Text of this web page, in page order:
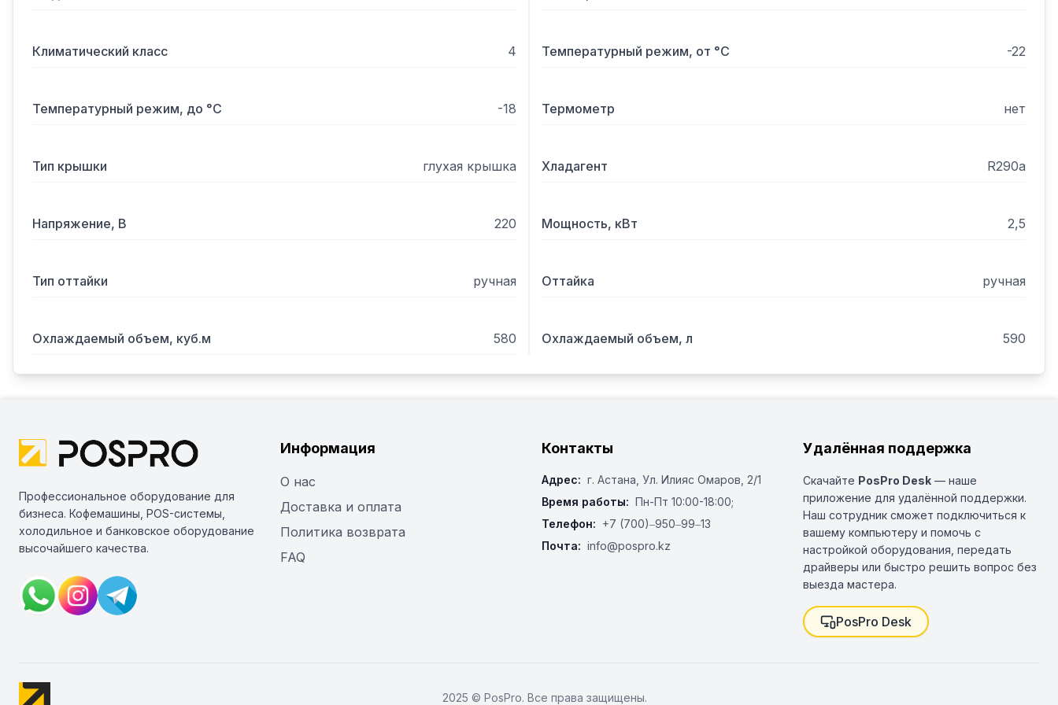
Климатический класс 4 Температурный режим, от °С -22
Температурный режим, до °С -18 Термометр нет
Тип крышки глухая крышка Хладагент R290a
Напряжение, В 220 Мощность, кВт 2,5
Тип оттайки ручная Оттайка ручная
Охлаждаемый объем, куб.м 580 Охлаждаемый объем, л 590
Профессиональное оборудование для
бизнеса. Кофемашины, POS-системы,
холодильное и банковское оборудование
высочайшего качества.
Информация
О нас
Доставка и оплата
Политика возврата
FAQ
Контакты
Адрес: г. Астана, ​Ул. Илияс Омаров, 2/1
Время работы: Пн-Пт 10:00-18:00;
Телефон: +7 (700)‒950‒99‒13
Почта: info@pospro.kz
Удалённая поддержка
Скачайте PosPro Desk — наше
приложение для удалённой поддержки.
Наш сотрудник сможет подключиться к
вашему компьютеру и помочь с
настройкой оборудования, передать
драйверы или быстро решить вопрос без
выезда мастера.
PosPro Desk
2025 © PosPro. Все права защищены.